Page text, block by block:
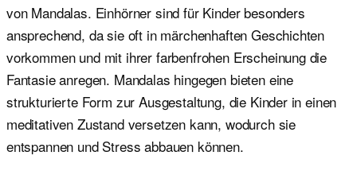
von Mandalas. Einhörner sind für Kinder besonders
ansprechend, da sie oft in märchenhaften Geschichten
vorkommen und mit ihrer farbenfrohen Erscheinung die
Fantasie anregen. Mandalas hingegen bieten eine
strukturierte Form zur Ausgestaltung, die Kinder in einen
meditativen Zustand versetzen kann, wodurch sie
entspannen und Stress abbauen können.